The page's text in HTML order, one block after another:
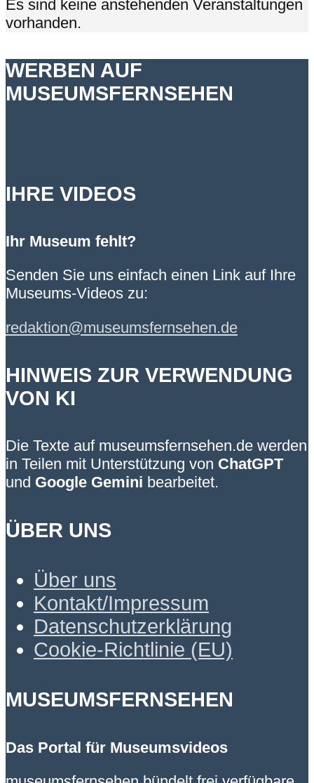
Es sind keine anstehenden Veranstaltungen
vorhanden.
WERBEN AUF
MUSEUMSFERNSEHEN
IHRE VIDEOS
Ihr Museum fehlt?
Senden Sie uns einfach einen Link auf Ihre
Museums-Videos zu:
redaktion@museumsfernsehen.de
HINWEIS ZUR VERWENDUNG
VON KI
Die Texte auf museumsfernsehen.de werden
in Teilen mit Unterstützung von ChatGPT
und Google Gemini bearbeitet.
ÜBER UNS
Über uns
Kontakt/Impressum
Datenschutzerklärung
Cookie-Richtlinie (EU)
MUSEUMSFERNSEHEN
Das Portal für Museumsvideos